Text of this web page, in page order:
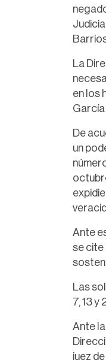
La
en los
García
De
un
Ante
se cite
Las
7, 13 y
Ante
juez